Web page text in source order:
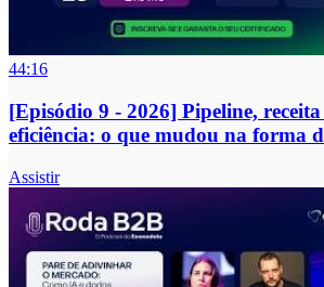
44:16
[Episódio 9 - 2026] Pipeline,
eficiência: o que mudou na forma
Assistir